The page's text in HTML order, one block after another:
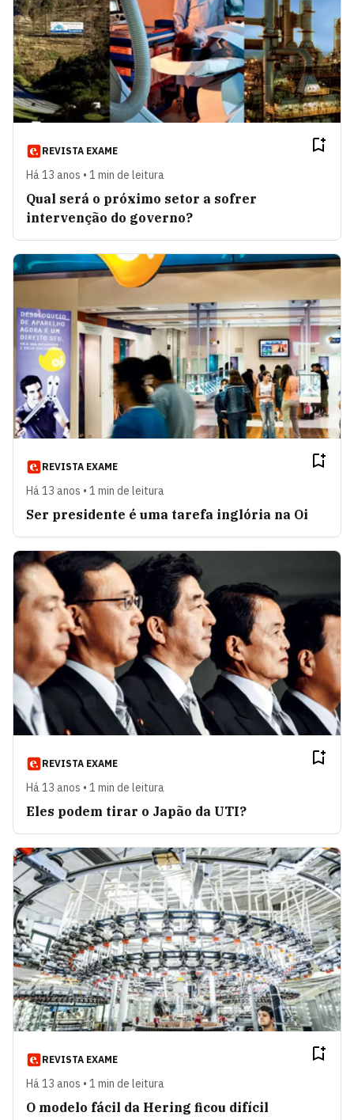
REVISTA EXAME
Há 13 anos • 1 min de leitura
Qual será o próximo setor a sofrer
intervenção do governo?
REVISTA EXAME
Há 13 anos • 1 min de leitura
Ser presidente é uma tarefa inglória na Oi
REVISTA EXAME
Há 13 anos • 1 min de leitura
Eles podem tirar o Japão da UTI?
REVISTA EXAME
Há 13 anos • 1 min de leitura
O modelo fácil da Hering ficou difícil